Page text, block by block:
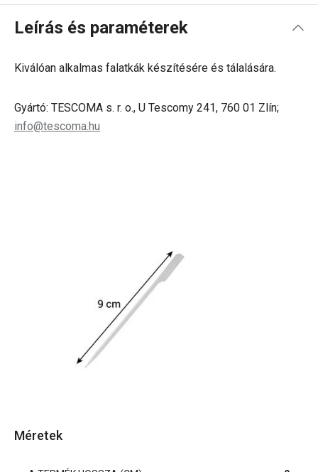
Leírás és paraméterek
Kiválóan alkalmas falatkák készítésére és tálalására.
Gyártó: TESCOMA s. r. o., U Tescomy 241, 760 01 Zlín;
info@tescoma.hu
Méretek